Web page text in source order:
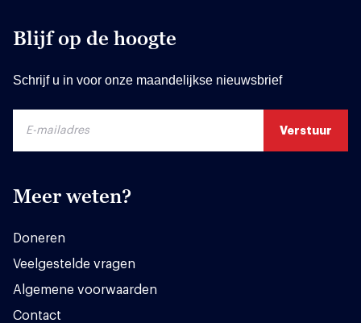
Blijf op de hoogte
Schrijf u in voor onze maandelijkse nieuwsbrief
Meer weten?
Doneren
Veelgestelde vragen
Algemene voorwaarden
Contact